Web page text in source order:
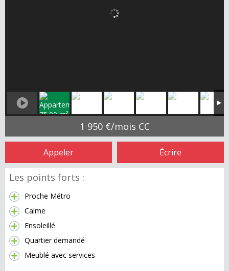
1 950 €/mois CC
Appeler Écrire
Les points forts :
Proche Métro
Calme
Ensoleillé
Quartier demandé
Meublé avec services